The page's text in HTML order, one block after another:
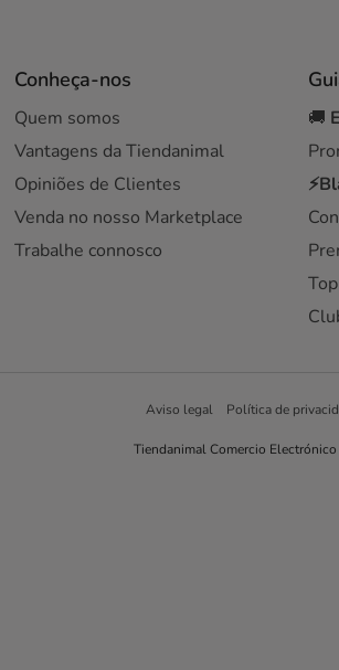
Conheça-nos
Quem somos
Vantagens da Tiendanimal
Opiniões de Clientes
Venda no nosso Marketplace
Trabalhe connosco
🚚
Aviso legal Política de
Tiendanimal Comercio